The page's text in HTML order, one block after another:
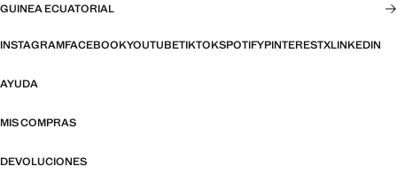
GUINEA ECUATORIAL
INSTAGRAMFACEBOOKYOUTUBETIKTOKSPOTIFYPINTERESTXLINKEDIN
AYUDA
MIS COMPRAS
DEVOLUCIONES